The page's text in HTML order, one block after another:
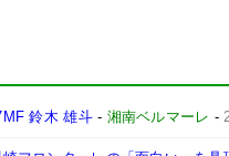
鈴木 雄斗- 湘南ベルマーレ -